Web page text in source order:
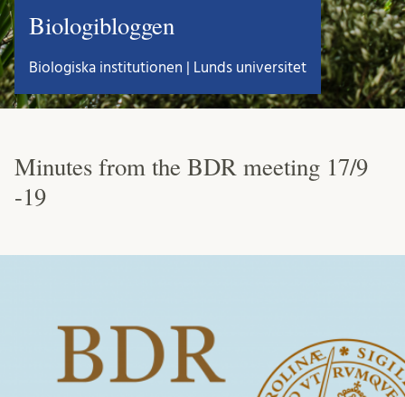
Biologibloggen
Biologiska institutionen | Lunds universitet
Minutes from the BDR meeting 17/9
-19